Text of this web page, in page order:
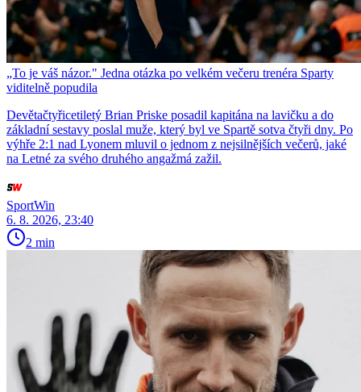
„To je váš názor." Jedna otázka po velkém večeru trenéra Sparty
viditelně popudila
Devětačtyřicetiletý Brian Priske posadil kapitána na lavičku a do
základní sestavy poslal muže, který byl ve Spartě sotva čtyři dny. Po
výhře 2:1 nad Lyonem mluvil o jednom z nejsilnějších večerů, jaké
na Letné za svého druhého angažmá zažil.
SportWin
6. 8. 2026, 23:40
2 min